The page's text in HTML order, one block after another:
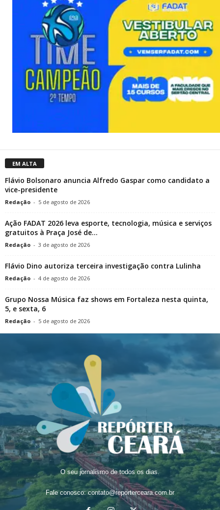
EM ALTA
Flávio Bolsonaro anuncia Alfredo Gaspar como candidato a
vice-presidente
Redação - 5 de agosto de 2026
Ação FADAT 2026 leva esporte, tecnologia, música e serviços
gratuitos à Praça José de...
Redação - 3 de agosto de 2026
Flávio Dino autoriza terceira investigação contra Lulinha
Redação - 4 de agosto de 2026
Grupo Nossa Música faz shows em Fortaleza nesta quinta,
5, e sexta, 6
Redação - 5 de agosto de 2026
O seu jornalismo de todos os dias.
Fale conosco:contato@reporterceara.com.br